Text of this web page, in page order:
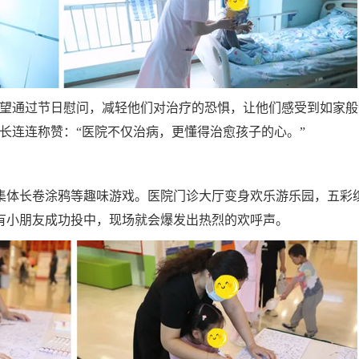
通过节日慰问，减轻他们对治疗的恐惧，让他们感受到如家
连连称赞：“医院不仅治病，更懂得治愈孩子的心。”
长卷涂鸦等趣味游戏。医院门诊大厅变身欢乐游乐园，五彩
朋友成功投中，现场就会爆发出热烈的欢呼声。